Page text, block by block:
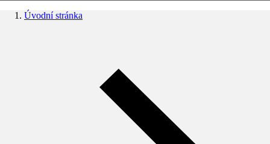
Úvodní stránka